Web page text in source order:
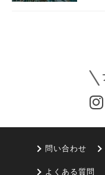
問い合わせ
よくある質問